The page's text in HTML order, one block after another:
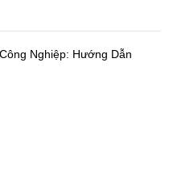
Nghiệp: Hướng Dẫn